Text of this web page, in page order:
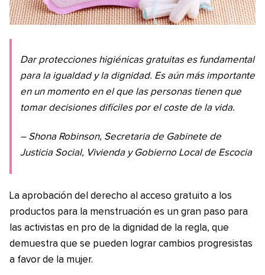
Dar protecciones higiénicas gratuitas es fundamental
para la igualdad y la dignidad. Es aún más importante
en un momento en el que las personas tienen que
tomar decisiones difíciles por el coste de la vida.
– Shona Robinson, Secretaria de Gabinete de
Justicia Social, Vivienda y Gobierno Local de Escocia
La aprobación del derecho al acceso gratuito a los
productos para la menstruación es un gran paso para
las activistas en pro de la dignidad de la regla, que
demuestra que se pueden lograr cambios progresistas
a favor de la mujer.